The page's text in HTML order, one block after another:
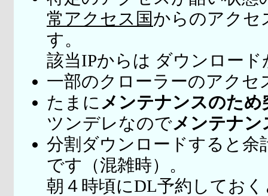
常アクセス国からのアクセ
す。
該当IPからは ダウンロー
一部のクローラーのアクセ
たまに メンテナンスのため
ツンデレなのでメンテナ
分割ダウンロードすると余
です（混雑時）。
朝４時頃にDL予約してお